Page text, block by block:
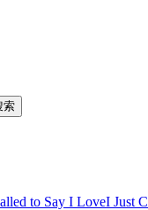
索
to Say I LoveI Just